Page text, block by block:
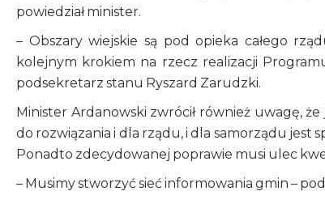
powiedział minister.
– Obszary wiejskie są pod opieka całego
kolejnym krokiem na rzecz realizacji
podsekretarz stanu Ryszard Zarudzki.
Minister Ardanowski zwrócił również uwagę,
do rozwiązania i dla rządu, i dla samorządu jest
Ponadto zdecydowanej poprawie musi ulec
– Musimy stworzyć sieć informowania gmin –